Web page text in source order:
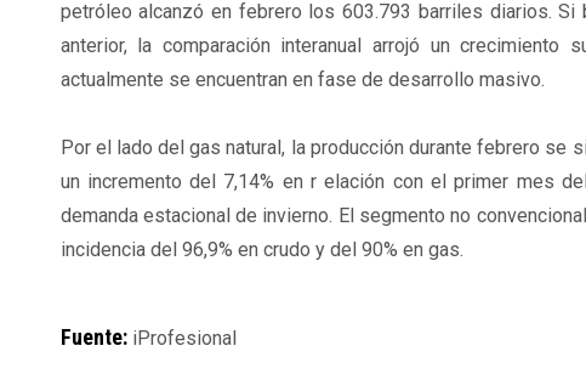
petróleo alcanzó en febrero los 603.793 barriles diarios.
anterior, la comparación interanual arrojó un
actualmente se encuentran en fase de desarrollo masivo.
Por el lado del gas natural, la producción durante febrero
un incremento del 7,14% en r elación con el primer mes
demanda estacional de invierno. El segmento no
incidencia del 96,9% en crudo y del 90% en gas.
Fuente:iProfesional